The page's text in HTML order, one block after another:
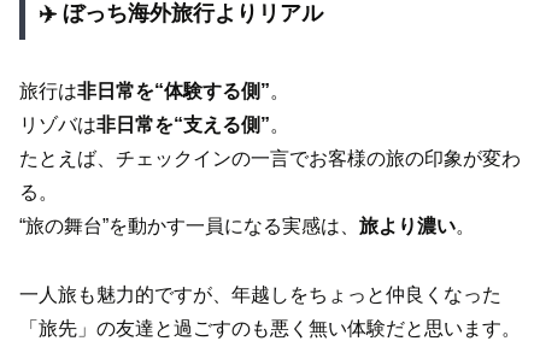
✈️ ぼっち海外旅行よりリアル
旅行は非日常を“体験する側”。
リゾバは非日常を“支える側”。
たとえば、チェックインの一言でお客様の旅の印象が変わ
る。
“旅の舞台”を動かす一員になる実感は、 旅より濃い。
一人旅も魅力的ですが、年越しをちょっと仲良くなった
「旅先」の友達と過ごすのも悪く無い体験だと思います。